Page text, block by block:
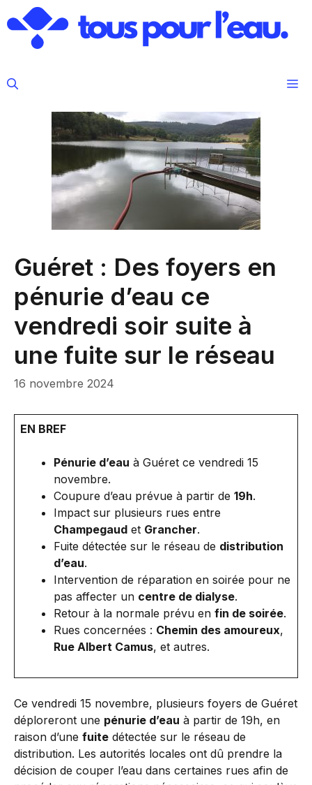
au
contenu
Guéret : Des foyers en
pénurie d’eau ce
vendredi soir suite à
une fuite sur le réseau
16 novembre 2024
EN BREF
Pénurie d’eau à Guéret ce vendredi 15
novembre.
Coupure d’eau prévue à partir de 19h.
Impact sur plusieurs rues entre
Champegaud et Grancher.
Fuite détectée sur le réseau de distribution
d’eau.
Intervention de réparation en soirée pour ne
pas affecter un centre de dialyse.
Retour à la normale prévu en fin de soirée.
Rues concernées : Chemin des amoureux,
Rue Albert Camus, et autres.
Ce vendredi 15 novembre, plusieurs foyers de Guéret
déploreront une pénurie d’eau à partir de 19h, en
raison d’une fuite détectée sur le réseau de
distribution. Les autorités locales ont dû prendre la
décision de couper l’eau dans certaines rues afin de